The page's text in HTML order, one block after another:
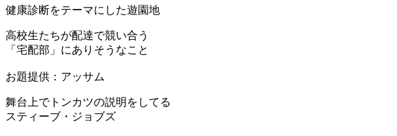
健康診断をテーマにした遊園地
高校生たちが配達で競い合う
「宅配部」にありそうなこと
お題提供：アッサム
舞台上でトンカツの説明をしてる
スティーブ・ジョブズ